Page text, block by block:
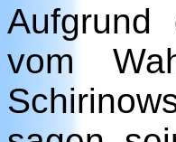
Aufgrund
vom